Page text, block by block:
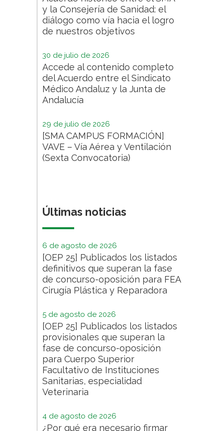
y la Consejería de Sanidad: el
diálogo como vía hacia el logro
de nuestros objetivos
30 de julio de 2026
Accede al contenido completo
del Acuerdo entre el Sindicato
Médico Andaluz y la Junta de
Andalucía
29 de julio de 2026
[SMA CAMPUS FORMACIÓN]
VAVE – Vía Aérea y Ventilación
(Sexta Convocatoria)
Últimas noticias
6 de agosto de 2026
[OEP 25] Publicados los listados
definitivos que superan la fase
de concurso-oposición para FEA
Cirugía Plástica y Reparadora
5 de agosto de 2026
[OEP 25] Publicados los listados
provisionales que superan la
fase de concurso-oposición
para Cuerpo Superior
Facultativo de Instituciones
Sanitarias, especialidad
Veterinaria
4 de agosto de 2026
¿Por qué era necesario firmar